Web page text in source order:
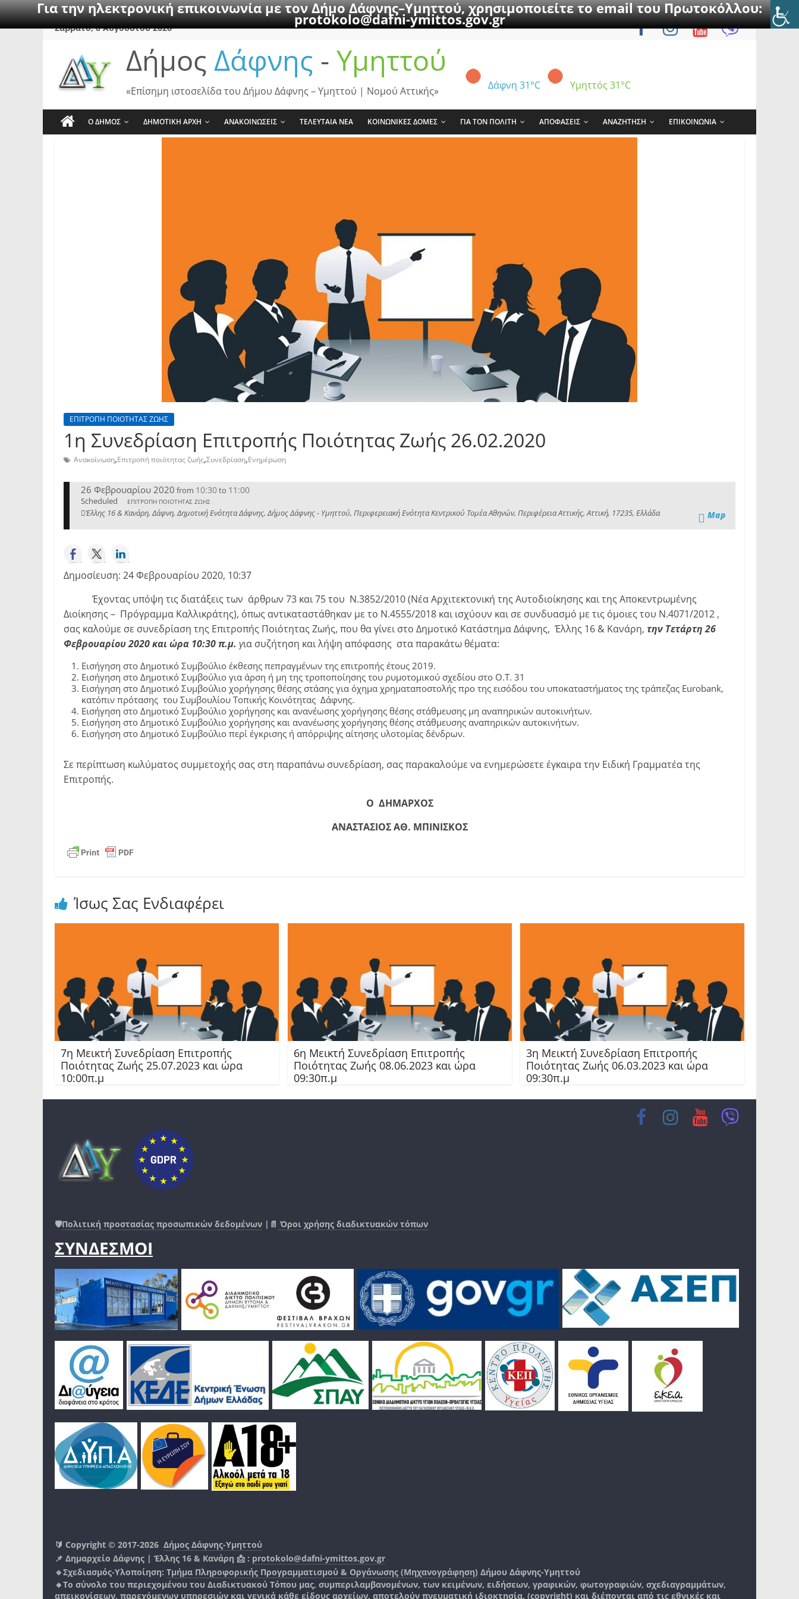
Για την ηλεκτρονική επικοινωνία με τον Δήμο Δάφνης–Υμηττού, χρησιμοποιείτε το email του Πρωτοκόλλου:
protokolo@dafni-ymittos.gov.gr
SkipΣάββατο, 8 Αυγούστου 2026
Δήμος Δάφνης - Υμηττού
Δάφνη 31°C Υμηττός 31°C
«Επίσημη ιστοσελίδα του Δήμου Δάφνης – Υμηττού | Νομού Αττικής»
Ο ΔΗΜΟΣ ΔΗΜΟΤΙΚΗ ΑΡΧΗ ΑΝΑΚΟΙΝΩΣΕΙΣ ΤΕΛΕΥΤΑΙΑ ΝΕΑ ΚΟΙΝΩΝΙΚΕΣ ΔΟΜΕΣ ΓΙΑ ΤΟΝ ΠΟΛΙΤΗ ΑΠΟΦΑΣΕΙΣ ΑΝΑΖΗΤΗΣΗ ΕΠΙΚΟΙΝΩΝΙΑ
ΕΠΙΤΡΟΠΗ ΠΟΙΟΤΗΤΑΣ ΖΩΗΣ
1η Συνεδρίαση Επιτροπής Ποιότητας Ζωής 26.02.2020
Ανακοίνωση,Επιτροπή ποιότητας ζωής,Συνεδρίαση,Ενημέρωση
26 Φεβρουαρίου 2020 from 10:30to 11:00
Scheduled ΕΠΙΤΡΟΠΗ ΠΟΙΟΤΗΤΑΣ ΖΩΗΣ
Έλλης 16 & Κανάρη, Δάφνη, Δημοτική Ενότητα Δάφνης, Δήμος Δάφνης - Υμηττού, Περιφερειακή Ενότητα Κεντρικού Τομέα Αθηνών, Περιφέρεια Αττικής, Αττική, 17235, Ελλάδα Map
Δημοσίευση: 24 Φεβρουαρίου 2020, 10:37
Έχοντας υπόψη τις διατάξεις των άρθρων 73 και 75 του Ν.3852/2010 (Νέα Αρχιτεκτονική της Αυτοδιοίκησης και της Αποκεντρωμένης
Διοίκησης – Πρόγραμμα Καλλικράτης), όπως αντικαταστάθηκαν με το Ν.4555/2018 και ισχύουν και σε συνδυασμό με τις όμοιες του Ν.4071/2012 ,
σας καλούμε σε συνεδρίαση της Επιτροπής Ποιότητας Ζωής, που θα γίνει στο Δημοτικό Κατάστημα Δάφνης, Έλλης 16 & Κανάρη, την Τετάρτη 26
Φεβρουαρίου 2020 και ώρα 10:30 π.μ. για συζήτηση και λήψη απόφασης στα παρακάτω θέματα:
Εισήγηση στο Δημοτικό Συμβούλιο έκθεσης πεπραγμένων της επιτροπής έτους 2019.
Εισήγηση στο Δημοτικό Συμβούλιο για άρση ή μη της τροποποίησης του ρυμοτομικού σχεδίου στο Ο.Τ. 31
Εισήγηση στο Δημοτικό Συμβούλιο χορήγησης θέσης στάσης για όχημα χρηματαποστολής προ της εισόδου του υποκαταστήματος της τράπεζας Eurobank,
κατόπιν πρότασης του Συμβουλίου Τοπικής Κοινότητας Δάφνης.
Εισήγηση στο Δημοτικό Συμβούλιο χορήγησης και ανανέωσης χορήγησης θέσης στάθμευσης μη αναπηρικών αυτοκινήτων.
Εισήγηση στο Δημοτικό Συμβούλιο χορήγησης και ανανέωσης χορήγησης θέσης στάθμευσης αναπηρικών αυτοκινήτων.
Εισήγηση στο Δημοτικό Συμβούλιο περί έγκρισης ή απόρριψης αίτησης υλοτομίας δένδρων.
Σε περίπτωση κωλύματος συμμετοχής σας στη παραπάνω συνεδρίαση, σας παρακαλούμε να ενημερώσετε έγκαιρα την Ειδική Γραμματέα της
Επιτροπής.
Ο ΔΗΜΑΡΧΟΣ
ΑΝΑΣΤΑΣΙΟΣ ΑΘ. ΜΠΙΝΙΣΚΟΣ
Ίσως Σας Ενδιαφέρει
7η Μεικτή Συνεδρίαση Επιτροπής
Ποιότητας Ζωής 25.07.2023 και ώρα
10:00π.μ
6η Μεικτή Συνεδρίαση Επιτροπής
Ποιότητας Ζωής 08.06.2023 και ώρα
09:30π.μ
3η Μεικτή Συνεδρίαση Επιτροπής
Ποιότητας Ζωής 06.03.2023 και ώρα
09:30π.μ
🛡️Πολιτική προστασίας προσωπικών δεδομένων |📄 Όροι χρήσης διαδικτυακών τόπων
ΣΥΝΔΕΣΜΟΙ
🔰 Copyright © 2017-2026 Δήμος Δάφνης-Υμηττού
📌 Δημαρχείο Δάφνης | Έλλης 16 & Κανάρη 📩 : protokolo@dafni-ymittos.gov.gr
🔹Σχεδιασμός-Υλοποίηση: Τμήμα Πληροφορικής Προγραμματισμού & Οργάνωσης (Μηχανογράφηση) Δήμου Δάφνης-Υμηττού
🔸Το σύνολο του περιεχομένου του Διαδικτυακού Τόπου μας, συμπεριλαμβανομένων, των κειμένων, ειδήσεων, γραφικών, φωτογραφιών, σχεδιαγραμμάτων,
απεικονίσεων, παρεχόμενων υπηρεσιών και γενικά κάθε είδους αρχείων, αποτελούν πνευματική ιδιοκτησία, (copyright) και διέπονται από τις εθνικές και